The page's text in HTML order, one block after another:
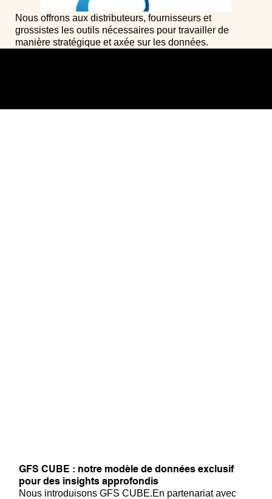
Nous offrons aux distributeurs, fournisseurs et
grossistes les outils nécessaires pour travailler de
manière stratégique et axée sur les données.
GFS CUBE : notre modèle de données exclusif
pour des insights approfondis
Nous introduisons GFS CUBE.En partenariat avec